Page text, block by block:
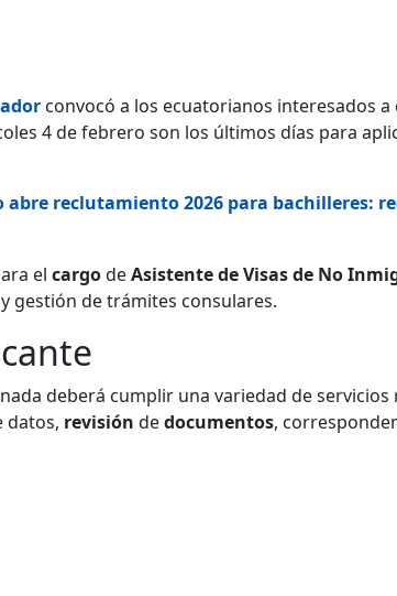
convocó a los ecuatorianos interesados a
4 de febrero son los últimos días para
abre reclutamiento 2026 para bachilleres:
el cargodeAsistente de Visas de No
gestión de trámites consulares.
deberá cumplir una variedad de servicios
datos, revisión dedocumentos,